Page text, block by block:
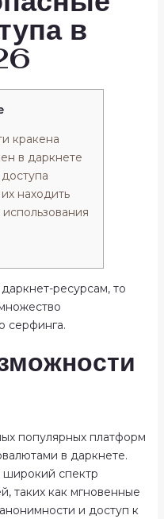
в
кракена
в даркнете
находить
ресурсам, то
серфинга.
популярных платформ
в даркнете.
широкий спектр
таких как мгновенные
и доступ к